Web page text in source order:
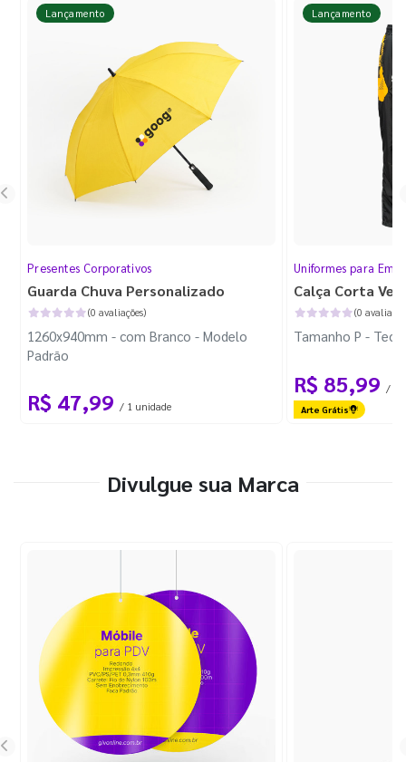
Lançamento
Presentes Corporativos
Guarda Chuva Personalizado
(0 avaliações)
1260x940mm - com Branco - Modelo
Padrão
R$ 47,99 / 1 unidade
Lançamento
Uniformes para
Calça Corta
(0
Tamanho P -
R$ 85,99 / 1
Arte Grátis
Divulgue sua Marca